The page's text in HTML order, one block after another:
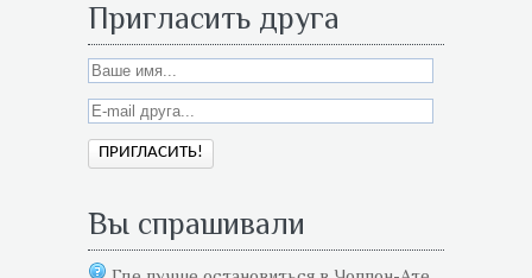
Пригласить друга
Вы спрашивали